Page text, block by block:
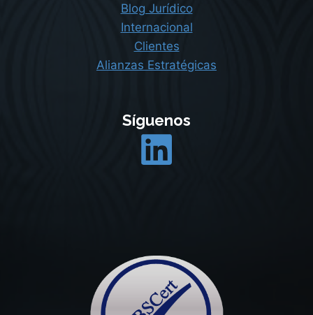
Blog Jurídico
Internacional
Clientes
Alianzas Estratégicas
Síguenos